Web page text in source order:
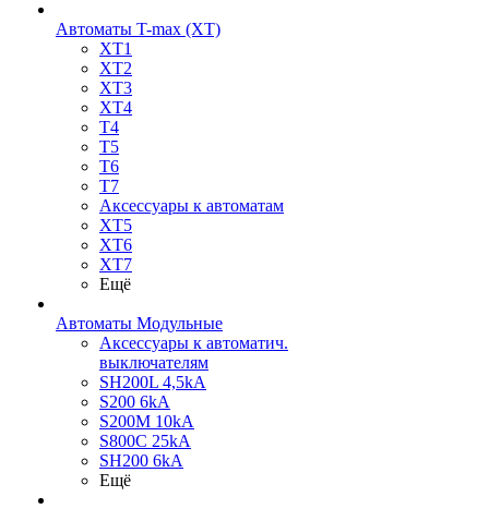
Автоматы T-max (XT)
XT1
XT2
XT3
XT4
T4
T5
T6
T7
Аксессуары к автоматам
XT5
XT6
XT7
Ещё
Автоматы Модульные
Аксессуары к автоматич.
выключателям
SH200L 4,5kA
S200 6kA
S200M 10kA
S800C 25kA
SH200 6kA
Ещё